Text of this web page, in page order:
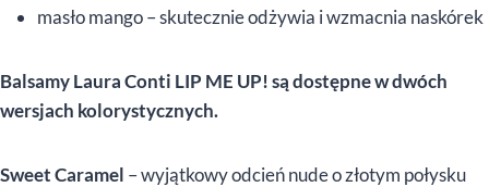
masło mango – skutecznie odżywia i wzmacnia naskórek
Balsamy Laura Conti LIP ME UP! są dostępne w dwóch
wersjach kolorystycznych.
Sweet Caramel – wyjątkowy odcień nude o złotym połysku